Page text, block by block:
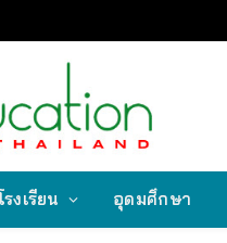
รงเรียน อุดมศึกษา